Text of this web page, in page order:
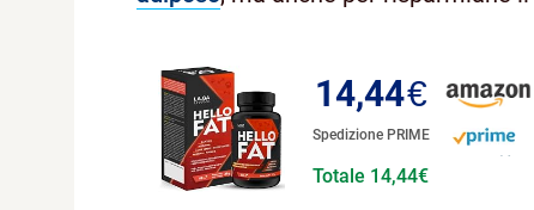
14,44€
Spedizione PRIME
Totale 14,44€